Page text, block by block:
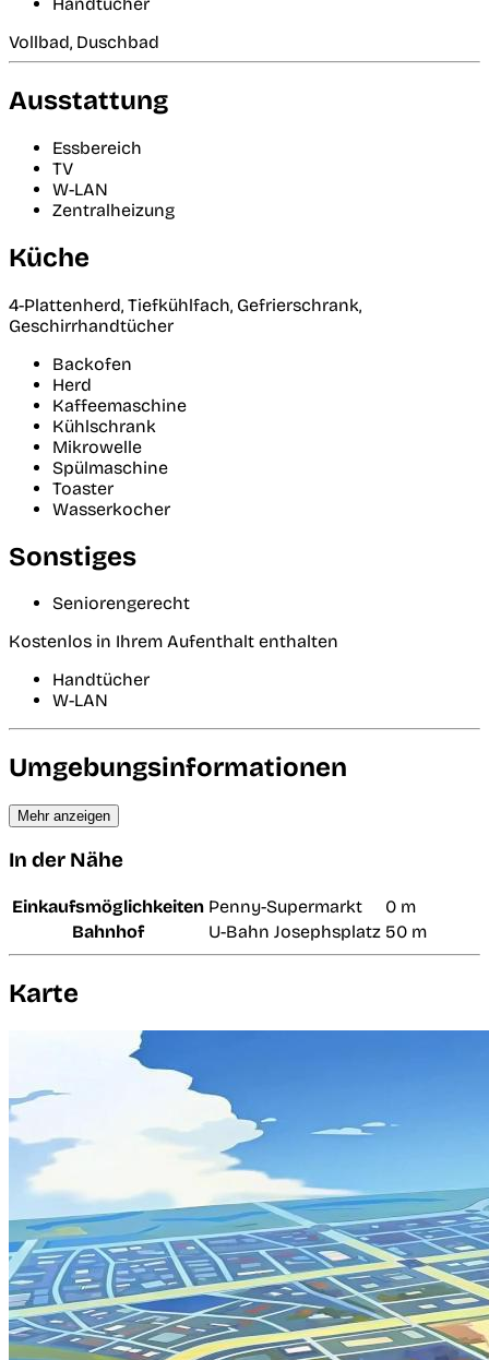
Vollbad, Duschbad
Ausstattung
Essbereich
TV
W-LAN
Zentralheizung
Küche
4-Plattenherd, Tiefkühlfach, Gefrierschrank,
Geschirrhandtücher
Backofen
Herd
Kaffeemaschine
Kühlschrank
Mikrowelle
Spülmaschine
Toaster
Wasserkocher
Sonstiges
Seniorengerecht
Kostenlos in Ihrem Aufenthalt enthalten
Handtücher
W-LAN
Umgebungsinformationen
Mehr anzeigen
In der Nähe
Einkaufsmöglichkeiten Penny-Supermarkt
0 m
Bahnhof
U-Bahn Josephsplatz 50 m
Karte